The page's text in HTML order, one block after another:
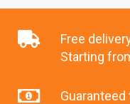
Free
Starting